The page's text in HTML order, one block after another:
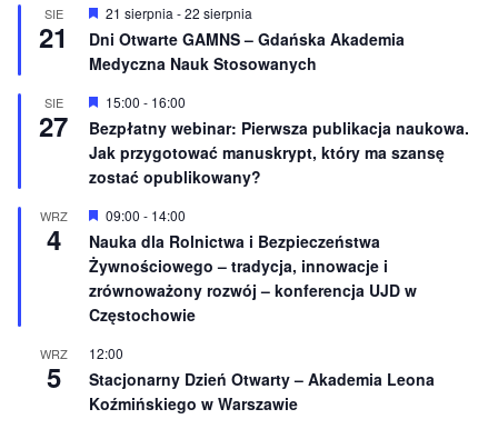
SIE
21
W
r
ó
n
o
n
e
21 sierpnia -22 sierpnia
Dni Otwarte GAMNS – Gdańska Akademia
Medyczna Nauk Stosowanych
SIE
27
W
r
ó
ż
n
i
o
n
e
15:00 - 16:00
Bezpłatny webinar: Pierwsza publikacja naukowa.
Jak przygotować manuskrypt, który ma szansę
zostać opublikowany?
WRZ
4
W
r
ó
ż
n
i
n
e
09:00 - 14:00
Nauka dla Rolnictwa i Bezpieczeństwa
Żywnościowego – tradycja, innowacje i
zrównoważony rozwój – konferencja UJD w
Częstochowie
WRZ
5
12:00
Stacjonarny Dzień Otwarty – Akademia Leona
Koźmińskiego w Warszawie